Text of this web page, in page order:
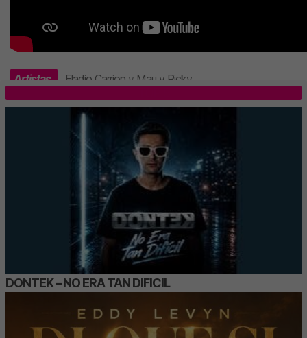
Artistas Eladio Carrion y Mau y Ricky
DONTEK – NO ERA TAN DIFICIL